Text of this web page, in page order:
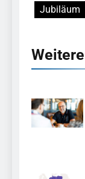
Jubiläum